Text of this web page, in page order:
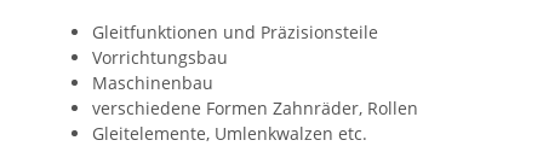
Gleitfunktionen und Präzisionsteile
Vorrichtungsbau
Maschinenbau
verschiedene Formen Zahnräder, Rollen
Gleitelemente, Umlenkwalzen etc.